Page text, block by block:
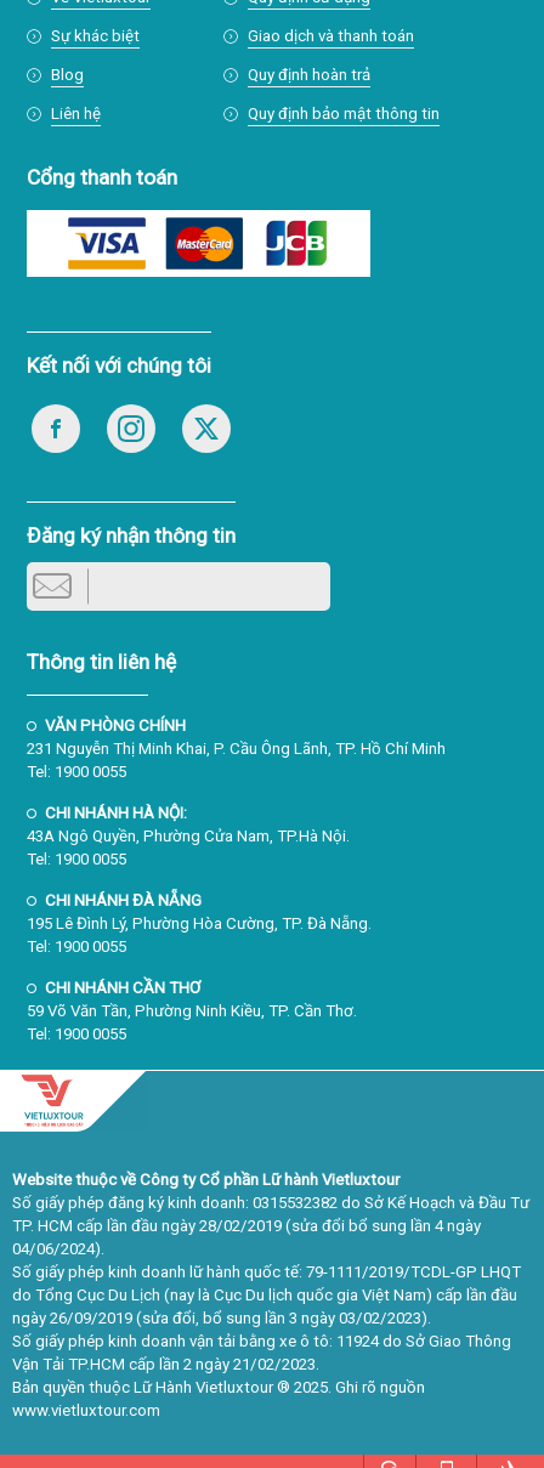
Sự khác biệt
Blog
Liên hệ
Giao dịch và thanh toán
Quy định hoàn trả
Quy định bảo mật thông tin
Cổng thanh toán
Kết nối với chúng tôi
Đăng ký nhận thông tin
Thông tin liên hệ
VĂN PHÒNG CHÍNH
231 Nguyễn Thị Minh Khai, P. Cầu Ông Lãnh, TP. Hồ Chí Minh
Tel: 1900 0055
CHI NHÁNH HÀ NỘI:
43A Ngô Quyền, Phường Cửa Nam, TP.Hà Nội.
Tel: 1900 0055
CHI NHÁNH ĐÀ NẴNG
195 Lê Đình Lý, Phường Hòa Cường, TP. Đà Nẵng.
Tel: 1900 0055
CHI NHÁNH CẦN THƠ
59 Võ Văn Tần, Phường Ninh Kiều, TP. Cần Thơ.
Tel: 1900 0055
Website thuộc về Công ty Cổ phần Lữ hành Vietluxtour
Số giấy phép đăng ký kinh doanh: 0315532382 do Sở Kế Hoạch và Đầu Tư
TP. HCM cấp lần đầu ngày 28/02/2019 (sửa đổi bổ sung lần 4 ngày
04/06/2024).
Số giấy phép kinh doanh lữ hành quốc tế: 79-1111/2019/TCDL-GP LHQT
do Tổng Cục Du Lịch (nay là Cục Du lịch quốc gia Việt Nam) cấp lần đầu
ngày 26/09/2019 (sửa đổi, bổ sung lần 3 ngày 03/02/2023).
Số giấy phép kinh doanh vận tải bằng xe ô tô: 11924 do Sở Giao Thông
Vận Tải TP.HCM cấp lần 2 ngày 21/02/2023.
Bản quyền thuộc Lữ Hành Vietluxtour ® 2025. Ghi rõ nguồn
www.vietluxtour.com